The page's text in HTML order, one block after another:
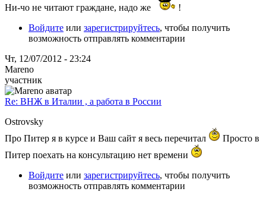
Ни-чо не читают граждане, надо же
!
Войдите или зарегистрируйтесь, чтобы получить
возможность отправлять комментарии
Чт, 12/07/2012 - 23:24
Mareno
участник
Re: ВНЖ в Италии , а работа в России
Ostrovsky
Про Питер я в курсе и Ваш сайт я весь перечитал
Просто в
Питер поехать на консультацию нет времени
Войдите или зарегистрируйтесь, чтобы получить
возможность отправлять комментарии